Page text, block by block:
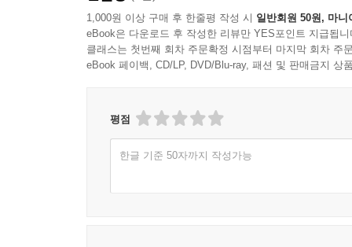
1,000원 이상 구매 후 한줄평 작성 시 일반회원 50원, 마니
eBook은 다운로드 후 작성한 리뷰만 YES포인트 지급됩니
클래스는 첫번째 회차 주문확정 시점부터 마지막 회차 주
eBook 페이백, CD/LP, DVD/Blu-ray, 패션 및 판매금지 상
평점
한글 기준 50자까지 작성가능